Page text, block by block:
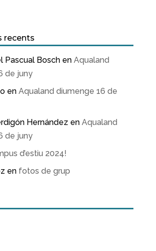
recents
Pascual Boschen Aqualand
de juny
en Aqualand diumenge 16 de
Hernández en Aqualand
de juny
d’estiu 2024!
en fotos de grup